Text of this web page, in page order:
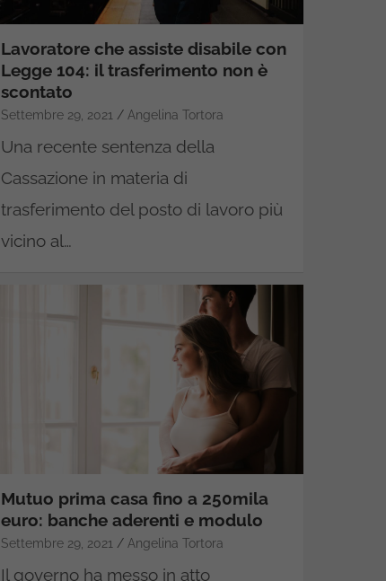
Lavoratore che assiste disabile con
Legge 104: il trasferimento non è
scontato
Settembre 29, 2021 Angelina Tortora
Una recente sentenza della
Cassazione in materia di
trasferimento del posto di lavoro più
vicino al…
Mutuo prima casa fino a 250mila
euro: banche aderenti e modulo
Settembre 29, 2021 Angelina Tortora
Il governo ha messo in atto